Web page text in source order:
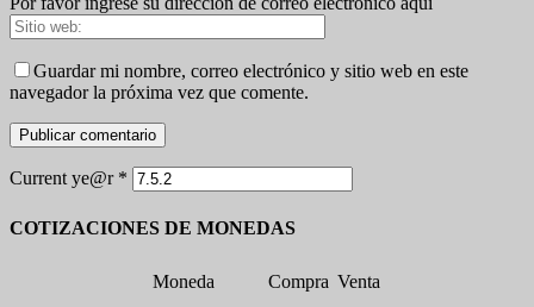
Guardar mi nombre, correo electrónico y sitio web en este
navegador la próxima vez que comente.
Current ye@r *
COTIZACIONES DE MONEDAS
Moneda Compra Venta